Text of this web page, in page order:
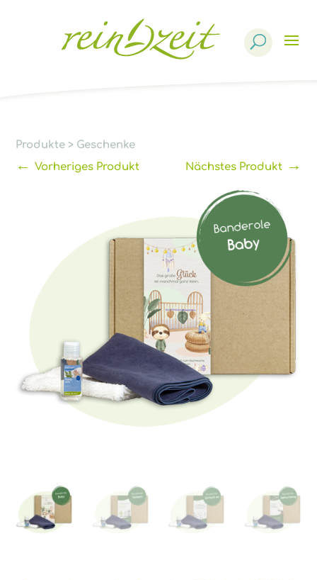
Produkte > Geschenke
←Vorheriges Produkt Nächstes Produkt→